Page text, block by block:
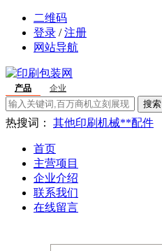
二维码
登录 /注册
网站导航
产品 企业
搜索
热搜词： 其他印刷机械**配件
首页
主营项目
企业介绍
联系我们
在线留言